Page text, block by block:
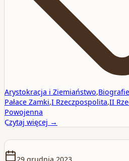
Arystokracja i Ziemiaństwo,
Pałace Zamki,I Rzeczpospolita,II
Powojenna
Czytaj więcej →